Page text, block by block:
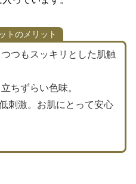
トのメリット
つもスッキリとした肌触
ちずらい色味。
刺激。お肌にとって安心